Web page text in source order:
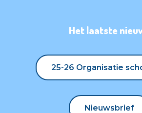
Het laatste
25-26 Organisatie
25-26 Organisatie
Nieuwsbrief
Nieuwsbrief